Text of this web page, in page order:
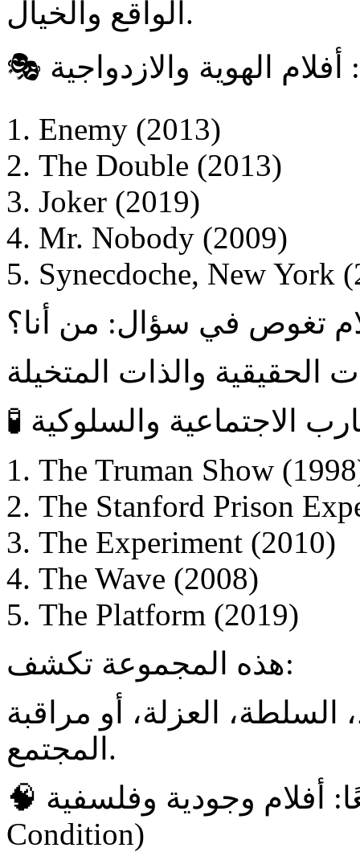
الواقع والخيال.
Enemy (2013)
The Double (2013)
Joker (2019)
Mr. Nobody (2009)
Synecdoche, New York
تغوص في سؤال: من أنا؟
The Truman Show
The Stanford Prison
The Experiment (2010)
The Wave (2008)
The Platform (2019)
هذه المجموعة تكشف:
العزلة، أو مراقبة
المجتمع.
🧠 رابعًا: أفلام وجودية وفلسفية (Existential & Human
Condition)